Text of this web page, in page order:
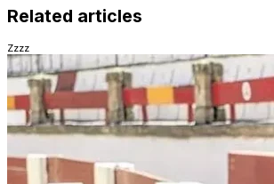
Related articles
Zzzz